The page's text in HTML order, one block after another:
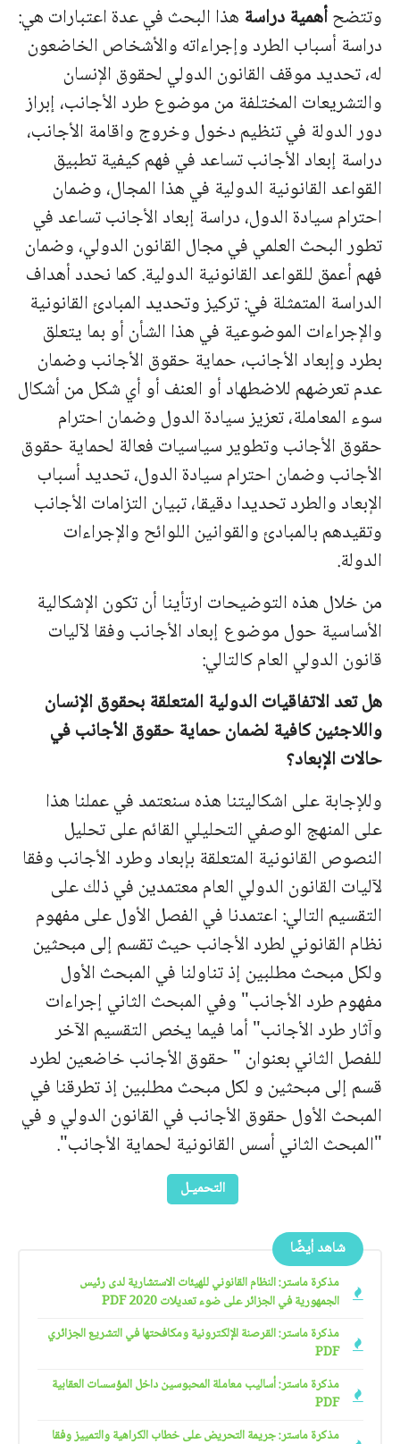
وتتضحأهمية دراسة هذا البحث في عدة اعتبارات هي:
دراسة أسباب الطرد وإجراءاته والأشخاص الخاضعون
له، تحديد موقف القانون الدولي لحقوق الإنسان
والتشريعات المختلفة من موضوع طرد الأجانب، إبراز
دور الدولة في تنظيم دخول وخروج واقامة الأجانب،
دراسة إبعاد الأجانب تساعد في فهم كيفية تطبيق
القواعد القانونية الدولية في هذا المجال، وضمان
احترام سيادة الدول، دراسة إبعاد الأجانب تساعد في
تطور البحث العلمي في مجال القانون الدولي، وضمان
فهم أعمق للقواعد القانونية الدولية. كما نحدد أهداف
الدراسة المتمثلة في: تركيز وتحديد المبادئ القانونية
والإجراءات الموضوعية في هذا الشأن أو بما يتعلق
بطرد وإبعاد الأجانب، حماية حقوق الأجانب وضمان
عدم تعرضهم للاضطهاد أو العنف أو أي شكل من أشكال
سوء المعاملة، تعزيز سيادة الدول وضمان احترام
حقوق الأجانب وتطوير سياسيات فعالة لحماية حقوق
الأجانب وضمان احترام سيادة الدول، تحديد أسباب
الإبعاد والطرد تحديدا دقیقا، تبيان التزامات الأجانب
وتقيدهم بالمبادئ والقوانين اللوائح والإجراءات
الدولة.
من خلال هذه التوضيحات ارتأينا أن تكون الإشكالية
الأساسية حول موضوع إبعاد الأجانب وفقا لآليات
قانون الدولي العام كالتالي:
هل تعد الاتفاقيات الدولية المتعلقة بحقوق الإنسان
واللاجئين كافية لضمان حماية حقوق الأجانب في
حالات الإبعاد؟
وللإجابة على اشكاليتنا هذه سنعتمد في عملنا هذا
على المنهج الوصفي التحليلي القائم على تحليل
النصوص القانونية المتعلقة بإبعاد وطرد الأجانب وفقا
لآليات القانون الدولي العام معتمدين في ذلك على
التقسيم التالي: اعتمدنا في الفصل الأول على مفهوم
نظام القانوني لطرد الأجانب حيث تقسم إلى مبحثين
ولكل مبحث مطلبين إذ تناولنا في المبحث الأول
مفهوم طرد الأجانب" وفي المبحث الثاني إجراءات
وآثار طرد الأجانب" أما فيما يخص التقسيم الآخر
للفصل الثاني بعنوان " حقوق الأجانب خاضعين لطرد
قسم إلى مبحثين و لكل مبحث مطلبين إذ تطرقنا في
المبحث الأول حقوق الأجانب في القانون الدولي و في
"المبحث الثاني أسس القانونية لحماية الأجانب".
التحميـل
شاهد أيضًا
مذكرة ماستر: النظام القانوني للهيئات الاستشارية لدى رئيس
الجمهورية في الجزائر على ضوء تعديلات 2020 PDF
مذكرة ماستر: القرصنة الإلكترونية ومكافحتها في التشريع الجزائري
PDF
مذكرة ماستر: أساليب معاملة المحبوسين داخل المؤسسات العقابية
PDF
مذكرة ماستر: جريمة التحريض على خطاب الكراهية والتمييز وفقا